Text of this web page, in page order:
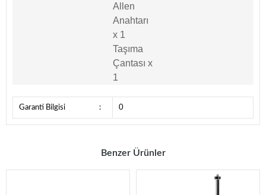
Allen
Anahtarı
x 1
Taşıma
Çantası x
1
Garanti Bilgisi : 0
Benzer Ürünler